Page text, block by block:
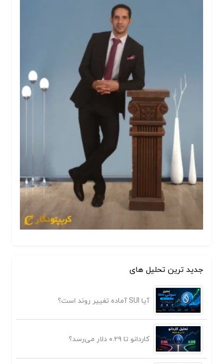
جدید ترین تحلیل های
آیا SUI آماده تغییر روند است؟
کاردانو تا ۰.۲۹ دلار می‌رسد؟